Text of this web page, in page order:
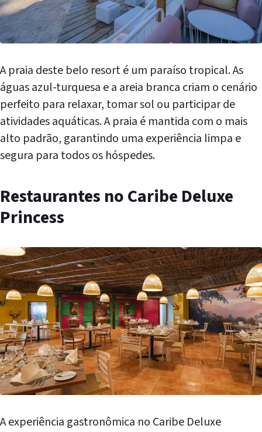
A praia deste belo resort é um paraíso tropical. As
águas azul-turquesa e a areia branca criam o cenário
perfeito para relaxar, tomar sol ou participar de
atividades aquáticas. A praia é mantida com o mais
alto padrão, garantindo uma experiência limpa e
segura para todos os hóspedes.
Restaurantes no Caribe Deluxe
Princess
A experiência gastronômica no Caribe Deluxe